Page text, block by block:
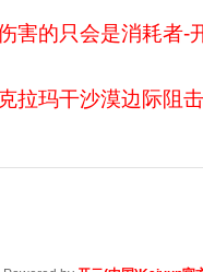
害的只会是消耗者-
拉玛干沙漠边际阻